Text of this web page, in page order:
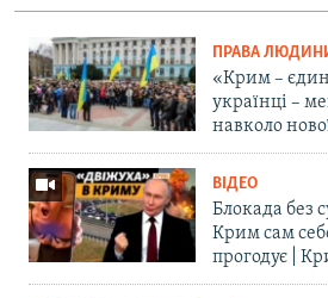
ПРАВА
«Крим –
українці –
навколо
ВІДЕО
Блокада без
Крим сам
прогодує |